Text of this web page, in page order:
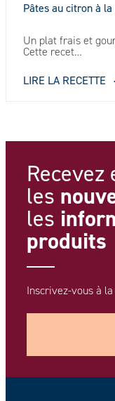
Pâtes au citron à
Un plat frais et
Cette recet…
LIRE LA RECETTE
les
les
produits
Inscrivez-vous à